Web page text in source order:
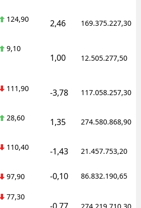
124,90 2,46 169.375.227,30
9,10
1,00 12.505.277,50
111,90 -3,78 117.058.257,30
28,60 1,35 274.580.868,90
110,40 -1,43 21.457.753,20
97,90 -0,10 86.832.190,65
77,30
-0,77 274.219.710,30